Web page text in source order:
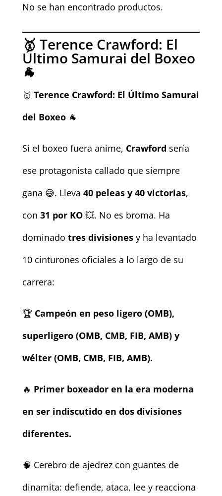
No se han encontrado productos.
🥇 Terence Crawford: El
Último Samurai del Boxeo
🐐
🥇 Terence Crawford: El Último Samurai
del Boxeo🐐
Si el boxeo fuera anime, Crawford sería
ese protagonista callado que siempre
gana 😅. Lleva 40 peleas y 40 victorias,
con 31 por KO💥. No es broma. Ha
dominado tres divisionesy ha levantado
10 cinturones oficiales a lo largo de su
carrera:
🏆 Campeón en peso ligero (OMB),
superligero (OMB, CMB, FIB, AMB) y
wélter (OMB, CMB, FIB, AMB).
🔥 Primer boxeador en la era moderna
en ser indiscutido en dos divisiones
diferentes.
🧠 Cerebro de ajedrez con guantes de
dinamita: defiende, ataca, lee y reacciona